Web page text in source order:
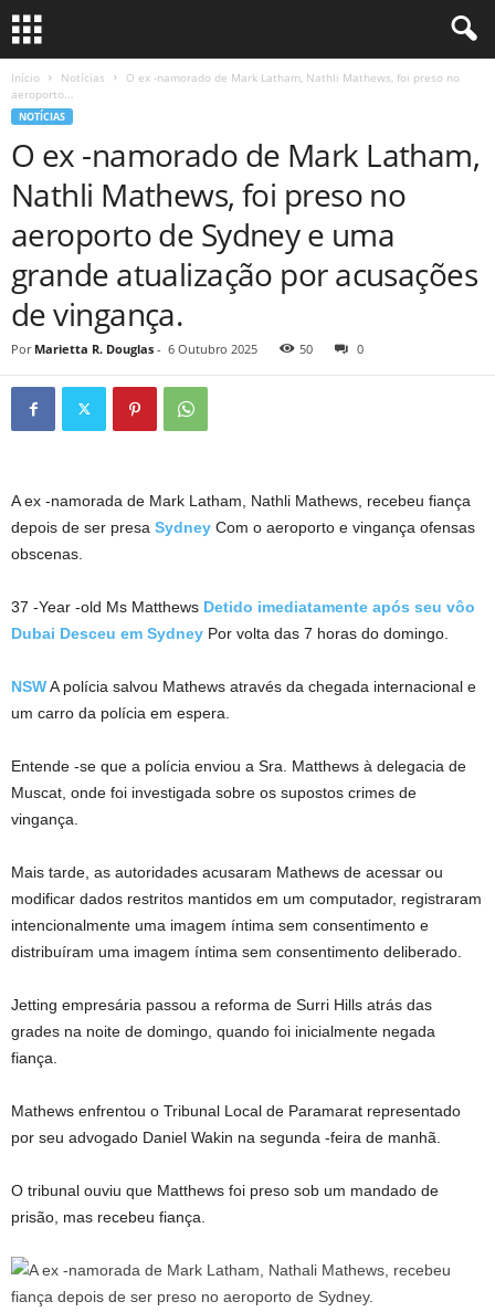
Início Notícias
O ex -namorado de Mark Latham, Nathli Mathews, foi preso no
aeroporto...
NOTÍCIAS
O ex -namorado de Mark Latham,
Nathli Mathews, foi preso no
aeroporto de Sydney e uma
grande atualização por acusações
de vingança.
Por Marietta R. Douglas - 6 Outubro 2025 50 0
A ex -namorada de Mark Latham, Nathli Mathews, recebeu fiança
depois de ser presa Sydney Com o aeroporto e vingança ofensas
obscenas.
37 -Year -old Ms Matthews Detido imediatamente após seu vôo
Dubai Desceu em Sydney Por volta das 7 horas do domingo.
NSWA polícia salvou Mathews através da chegada internacional e
um carro da polícia em espera.
Entende -se que a polícia enviou a Sra. Matthews à delegacia de
Muscat, onde foi investigada sobre os supostos crimes de
vingança.
Mais tarde, as autoridades acusaram Mathews de acessar ou
modificar dados restritos mantidos em um computador, registraram
intencionalmente uma imagem íntima sem consentimento e
distribuíram uma imagem íntima sem consentimento deliberado.
Jetting empresária passou a reforma de Surri Hills atrás das
grades na noite de domingo, quando foi inicialmente negada
fiança.
Mathews enfrentou o Tribunal Local de Paramarat representado
por seu advogado Daniel Wakin na segunda -feira de manhã.
O tribunal ouviu que Matthews foi preso sob um mandado de
prisão, mas recebeu fiança.